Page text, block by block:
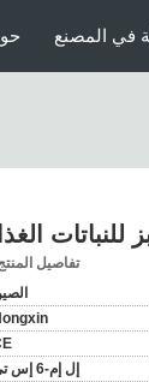
في المصنع
تفاصيل
إل إم-6 إس تي